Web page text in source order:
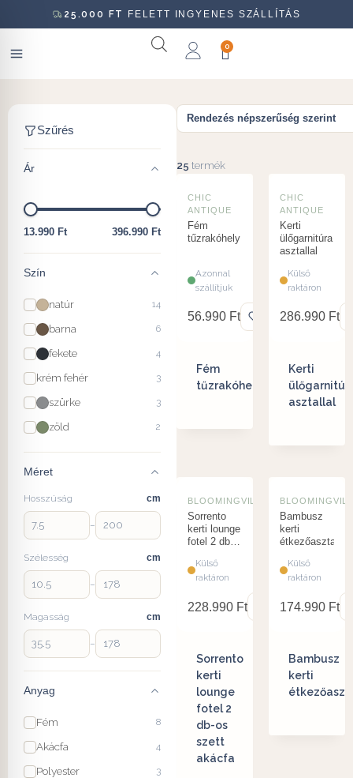
25.000 FT FELETT INGYENES SZÁLLÍTÁS
0
Szűrés
Ár
13.990 Ft 396.990 Ft
Szín
natúr 14
barna 6
fekete 4
krém fehér 3
szürke 3
zöld 2
Méret
Hosszúság cm
–
Szélesség cm
–
Magasság cm
–
Anyag
Fém 8
Akácfa 4
Polyester 3
25 termék
CHIC
ANTIQUE
Fém
tűzrakóhely
Azonnal
szállítjuk
56.990 Ft
Fém
tűzrakóhely
CHIC
ANTIQUE
Kerti
ülőgarnitúra
asztallal
Külső
raktáron
286.990 Ft
Kerti
asztallal
BLOOMINGVILLE
Sorrento
kerti lounge
fotel 2 db-
akácfa
Külső
raktáron
228.990 Ft
Sorrento
kerti
lounge
fotel 2
db-os
szett
akácfa
Bambusz
kerti
étkezőasztal
Külső
raktáron
174.990 Ft
Bambusz
kerti